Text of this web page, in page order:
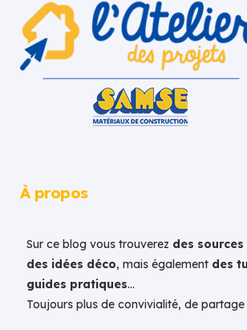
À propos
Sur ce blog vous trouverez des
des idées déco, mais également des
guides pratiques...
Toujours plus de convivialité, de